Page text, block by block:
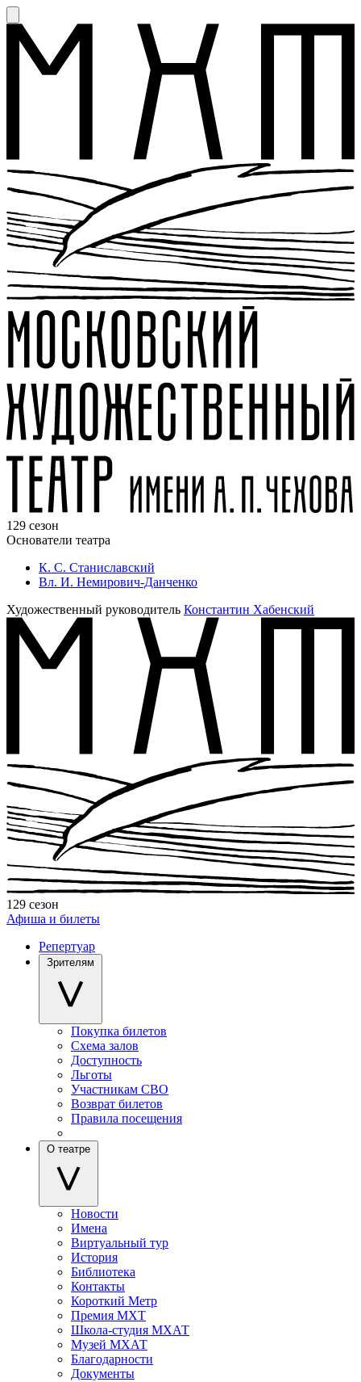
129 сезон
Основатели театра
К. С. Станиславский
Вл. И. Немирович-Данченко
Художественный руководитель Константин Хабенский
129 сезон
Афиша и билеты
Репертуар
Зрителям
Покупка билетов
Схема залов
Доступность
Льготы
Участникам СВО
Возврат билетов
Правила посещения
О театре
Новости
Имена
Виртуальный тур
История
Библиотека
Контакты
Короткий Метр
Премия МХТ
Школа-студия МХАТ
Музей МХАТ
Благодарности
Документы